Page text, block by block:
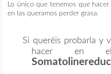
Lo único que tenemos que
en las queramos perder grasa.
Si queréis probarla y
hacer en el